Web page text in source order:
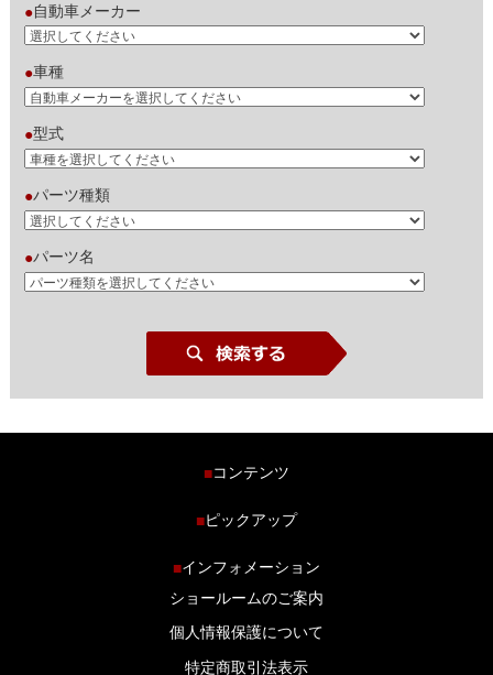
●自動車メーカー
●車種
●型式
●パーツ種類
●パーツ名
■コンテンツ
商品ラインナップ
ブログ
■ピックアップ
■インフォメーション
ショールームのご案内
個人情報保護について
特定商取引法表示